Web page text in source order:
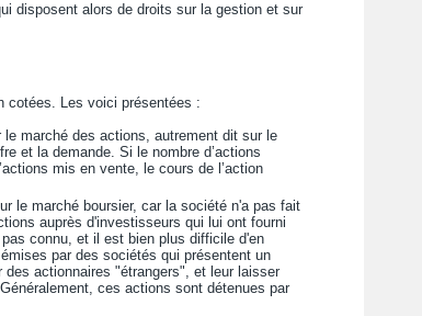
disposent alors de droits sur la gestion et sur
cotées. Les voici présentées :
marché des actions, autrement dit sur le
et la demande. Si le nombre d’actions
mis en vente, le cours de l’action
le marché boursier, car la société n'a pas fait
auprès d'investisseurs qui lui ont fourni
connu, et il est bien plus difficile d'en
par des sociétés qui présentent un
actionnaires "étrangers", et leur laisser
ces actions sont détenues par